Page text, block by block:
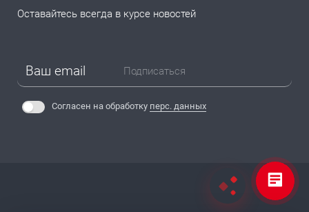
Оставайтесь всегда в курсе новостей
Подписаться
Согласен на обработку перс. данных